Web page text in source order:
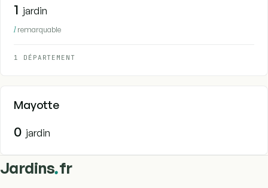
1 jardin
1remarquable
1 DÉPARTEMENT
Mayotte
0 jardin
Jardins.fr